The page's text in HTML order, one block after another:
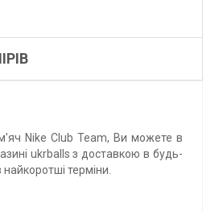
Nike Club Team, Ви можете в
ukrballs з доставкою в будь-
найкоротші терміни.